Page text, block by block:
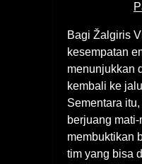
Bagi Žalgiris
kesempatan
menunjukkan
kembali ke
Sementara
berjuang
membuktikan
tim yang bisa